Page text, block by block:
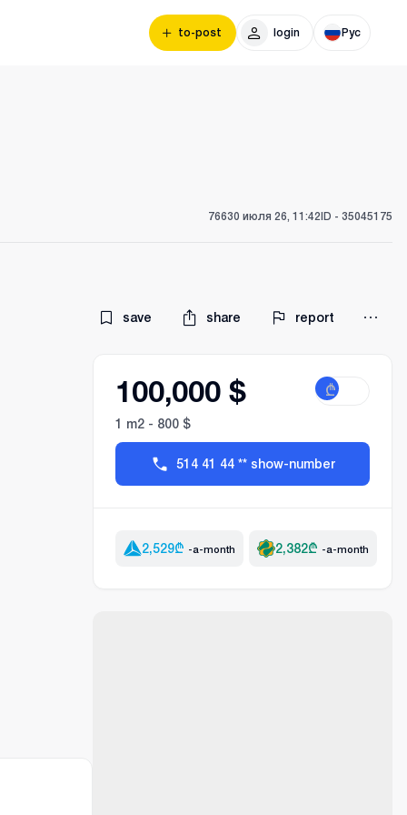
to-post login Рус
76630 июля 26, 11:42ID - 35045175
save share report
100,000 $ ₾
1 m2 - 800 $
514 41 44 ** show-number
2,529₾-a-month 2,382₾-a-month